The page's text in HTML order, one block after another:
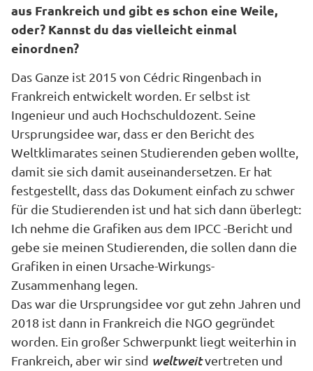
aus Frankreich und gibt es schon eine Weile,
oder? Kannst du das vielleicht einmal
einordnen?
Das Ganze ist 2015 von Cédric Ringenbach in
Frankreich entwickelt worden. Er selbst ist
Ingenieur und auch Hochschuldozent. Seine
Ursprungsidee war, dass er den Bericht des
Weltklimarates seinen Studierenden geben wollte,
damit sie sich damit auseinandersetzen. Er hat
festgestellt, dass das Dokument einfach zu schwer
für die Studierenden ist und hat sich dann überlegt:
Ich nehme die Grafiken aus dem IPCC -Bericht und
gebe sie meinen Studierenden, die sollen dann die
Grafiken in einen Ursache-Wirkungs-
Zusammenhang legen.
Das war die Ursprungsidee vor gut zehn Jahren und
2018 ist dann in Frankreich die NGO gegründet
worden. Ein großer Schwerpunkt liegt weiterhin in
Frankreich, aber wir sind weltweitvertreten und